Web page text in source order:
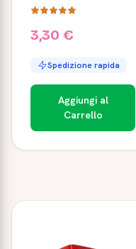
3,30 €
Spedizione rapida
Aggiungi al
Carrello